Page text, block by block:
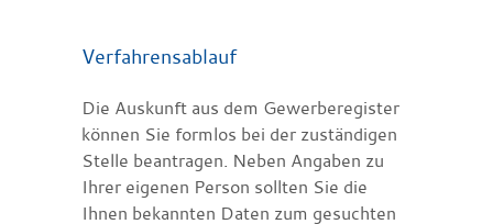
Verfahrensablauf
Die Auskunft aus dem Gewerberegister
können Sie formlos bei der zuständigen
Stelle beantragen. Neben Angaben zu
Ihrer eigenen Person sollten Sie die
Ihnen bekannten Daten zum gesuchten